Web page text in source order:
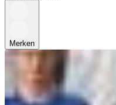
Merken